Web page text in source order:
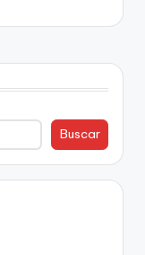
Buscar